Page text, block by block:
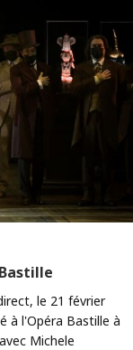
le 21 février
à l'Opéra Bastille à
Michele